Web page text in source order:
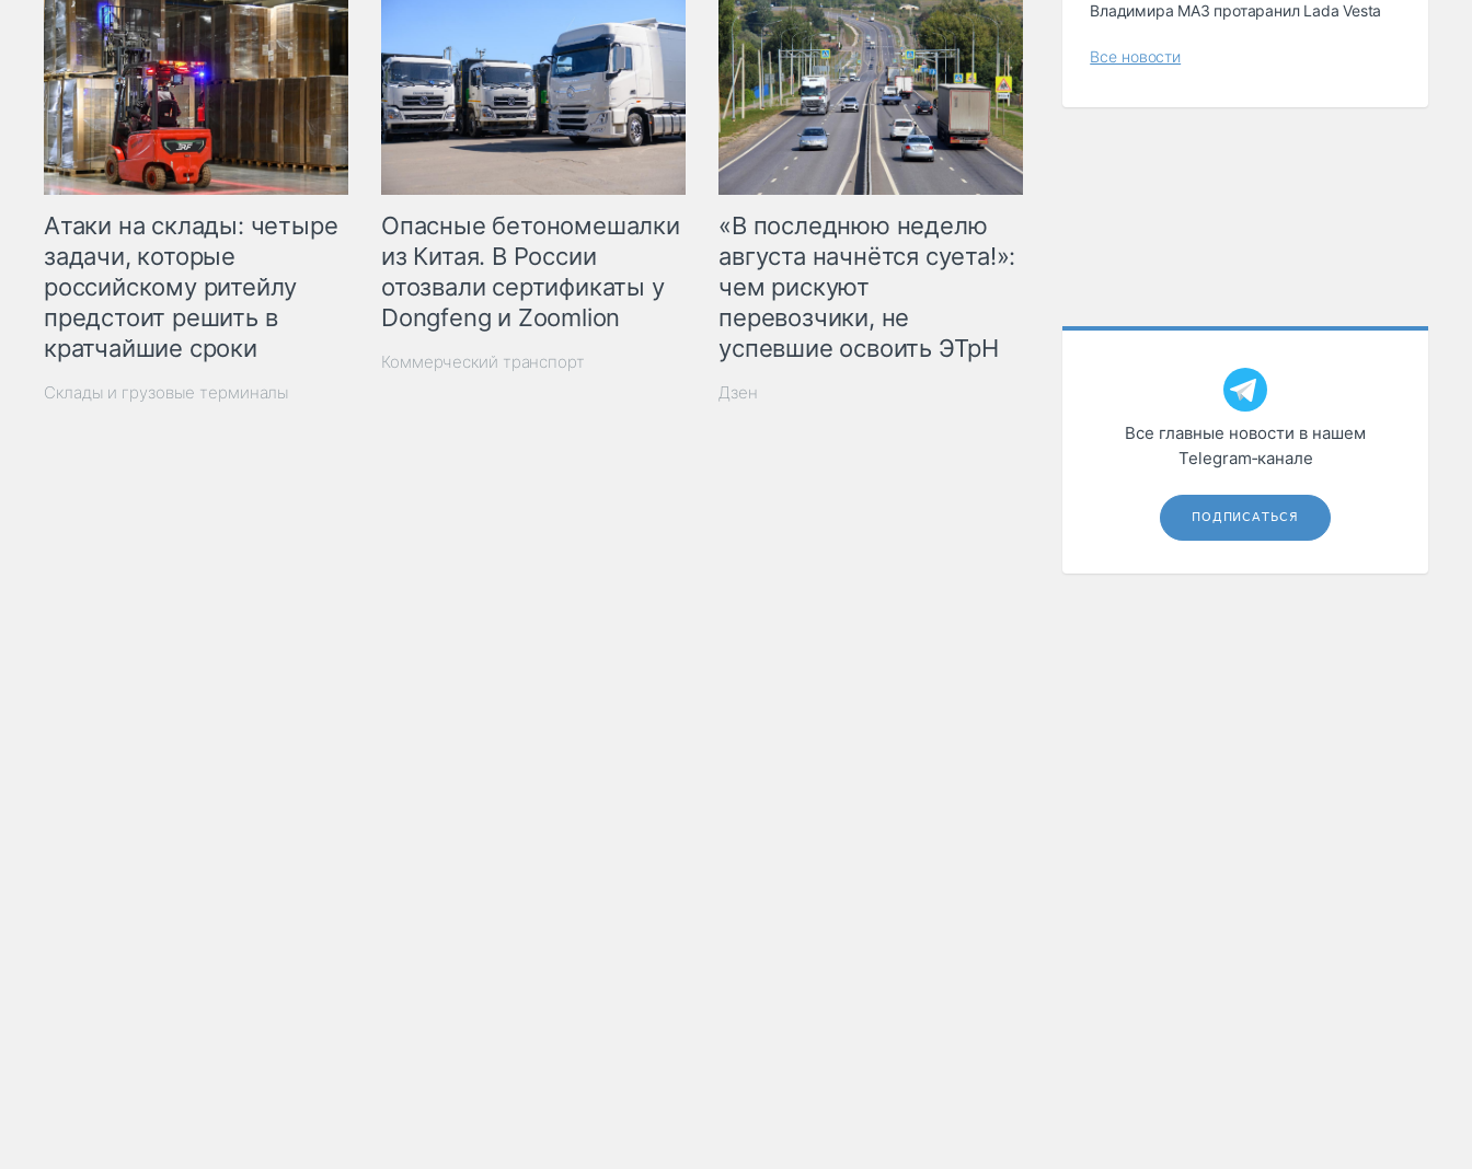
Атаки на склады: четыре
задачи, которые
российскому ритейлу
предстоит решить в
кратчайшие сроки
Склады и грузовые терминалы
Опасные бетономешалки
из Китая. В России
отозвали сертификаты у
Dongfeng и Zoomlion
Коммерческий транспорт
«В последнюю неделю
августа начнётся суета!»:
чем рискуют
перевозчики, не
успевшие освоить ЭТрН
Дзен
Владимира МАЗ протаранил Lada Vesta
Все новости
Все главные новости в нашем
Telegram‑канале
ПОДПИСАТЬСЯ